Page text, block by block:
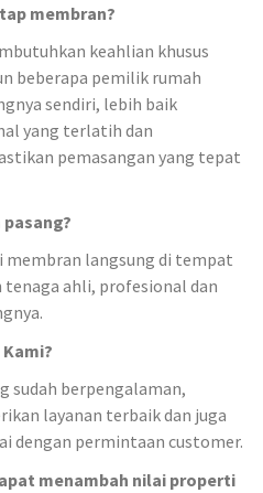
membran?
keahlian khusus
beberapa pemilik rumah
sendiri, lebih baik
yang terlatih dan
pemasangan yang tepat
membran langsung di tempat
tenaga ahli, profesional dan
sudah berpengalaman,
layanan terbaik dan juga
dengan permintaan customer.
menambah nilai properti